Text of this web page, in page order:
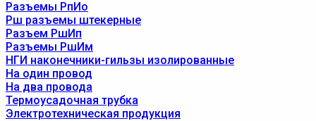
Разъемы РпИо
Рш разъемы штекерные
Разъем РшИп
Разъемы РшИм
НГИ наконечники-гильзы изолированные
На один провод
На два провода
Термоусадочная трубка
Электротехническая продукция